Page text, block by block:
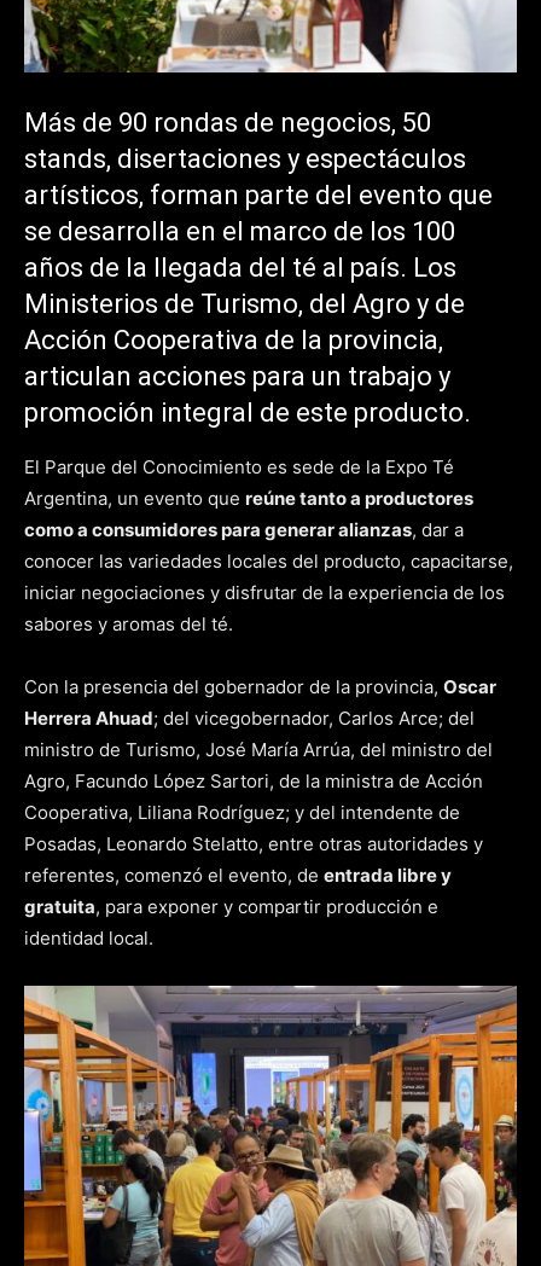
Más de 90 rondas de negocios, 50
stands, disertaciones y espectáculos
artísticos, forman parte del evento que
se desarrolla en el marco de los 100
años de la llegada del té al país. Los
Ministerios de Turismo, del Agro y de
Acción Cooperativa de la provincia,
articulan acciones para un trabajo y
promoción integral de este producto.
El Parque del Conocimiento es sede de la Expo Té
Argentina, un evento que reúne tanto a productores
como a consumidores para generar alianzas, dar a
conocer las variedades locales del producto, capacitarse,
iniciar negociaciones y disfrutar de la experiencia de los
sabores y aromas del té.
Con la presencia del gobernador de la provincia, Oscar
Herrera Ahuad; del vicegobernador, Carlos Arce; del
ministro de Turismo, José María Arrúa, del ministro del
Agro, Facundo López Sartori, de la ministra de Acción
Cooperativa, Liliana Rodríguez; y del intendente de
Posadas, Leonardo Stelatto, entre otras autoridades y
referentes, comenzó el evento, de entrada libre y
gratuita, para exponer y compartir producción e
identidad local.